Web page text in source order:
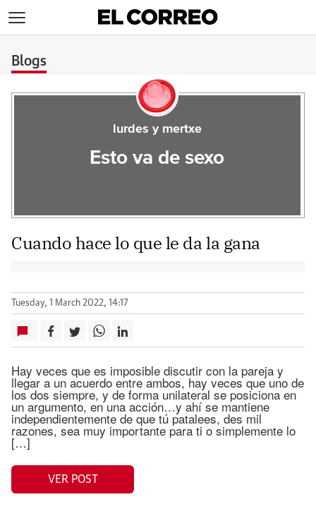
Blogs
lurdes y mertxe
Esto va de sexo
Cuando hace lo que le da la gana
Tuesday, 1 March 2022, 14:17
Hay veces que es imposible discutir con la pareja y
llegar a un acuerdo entre ambos, hay veces que uno de
los dos siempre, y de forma unilateral se posiciona en
un argumento, en una acción…y ahí se mantiene
independientemente de que tú patalees, des mil
razones, sea muy importante para ti o simplemente lo
[…]
VER POST